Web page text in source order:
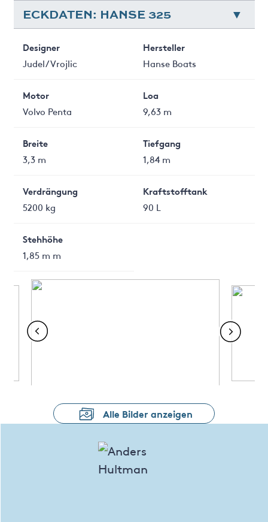
ECKDATEN: HANSE 325
Designer
Judel/Vrojlic
Hersteller
Hanse Boats
Motor
Volvo Penta
Loa
9,63 m
Breite
3,3 m
Tiefgang
1,84 m
Verdrängung
5200 kg
Kraftstofftank
90 L
Stehhöhe
1,85 m m
Alle Bilder anzeigen